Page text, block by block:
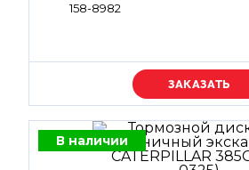
158-8982
Уточняйте цену
В наличии